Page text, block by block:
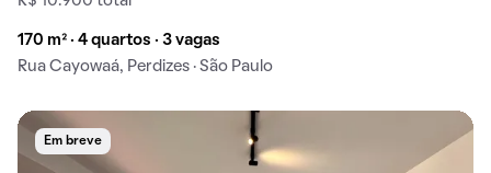
170 m² · 4 quartos · 3 vagas
Rua Cayowaá, Perdizes · São Paulo
Em breve